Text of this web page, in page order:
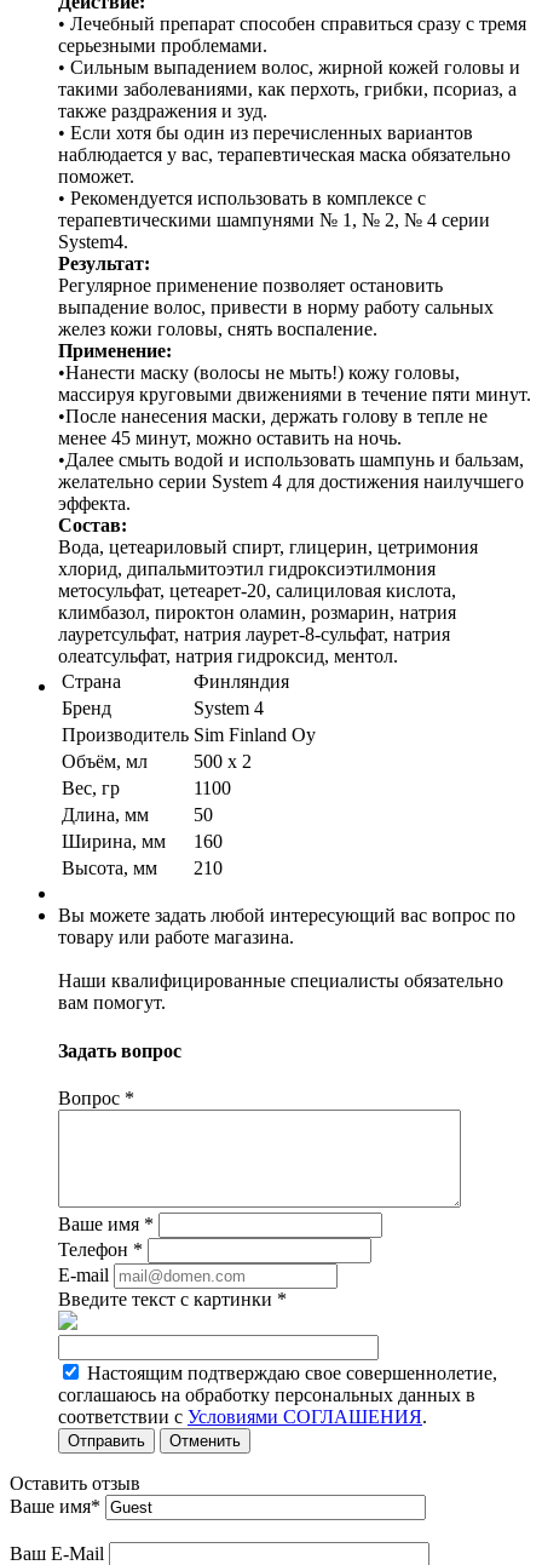
• Лечебный препарат способен справиться сразу с тремя
серьезными проблемами.
• Сильным выпадением волос, жирной кожей головы и
такими заболеваниями, как перхоть, грибки, псориаз, а
также раздражения и зуд.
• Если хотя бы один из перечисленных вариантов
наблюдается у вас, терапевтическая маска обязательно
поможет.
• Рекомендуется использовать в комплексе с
терапевтическими шампунями № 1, № 2, № 4 серии
System4.
Результат:
Регулярное применение позволяет остановить
выпадение волос, привести в норму работу сальных
желез кожи головы, снять воспаление.
Применение:
•Нанести маску (волосы не мыть!) кожу головы,
массируя круговыми движениями в течение пяти минут.
•После нанесения маски, держать голову в тепле не
менее 45 минут, можно оставить на ночь.
•Далее смыть водой и использовать шампунь и бальзам,
желательно серии System 4 для достижения наилучшего
эффекта.
Состав:
Вода, цетеариловый спирт, глицерин, цетримония
хлорид, дипальмитоэтил гидроксиэтилмония
метосульфат, цетеарет-20, салициловая кислота,
климбазол, пироктон оламин, розмарин, натрия
лауретсульфат, натрия лаурет-8-сульфат, натрия
олеатсульфат, натрия гидроксид, ментол.
Страна
Финляндия
Бренд
System 4
Производитель Sim Finland Oy
Объём, мл
500 x 2
Вес, гр
1100
Длина, мм
50
Ширина, мм
160
Высота, мм
210
Вы можете задать любой интересующий вас вопрос по
товару или работе магазина.
Наши квалифицированные специалисты обязательно
вам помогут.
Задать вопрос
Вопрос *
Ваше имя *
Телефон *
E-mail
Введите текст с картинки *
Настоящим подтверждаю свое совершеннолетие,
соглашаюсь на обработку персональных данных в
соответствии с Условиями СОГЛАШЕНИЯ.
Отменить
Оставить отзыв
Ваше имя*
Ваш E-Mail